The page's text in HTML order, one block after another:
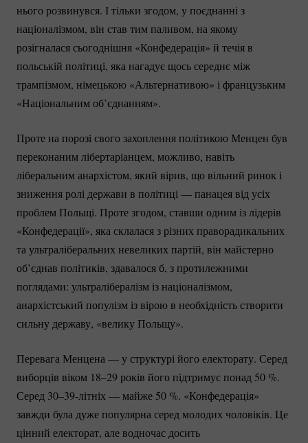
нього розвинувся. І тільки згодом, у поєднанні з
націоналізмом, він став тим паливом, на якому
розігналася сьогоднішня «Конфедерація» й течія в
польській політиці, яка нагадує щось середнє між
трампізмом, німецькою «Альтернативою» і французьким
«Національним об’єднанням».
Проте на порозі свого захоплення політикою Менцен був
переконаним лібертаріанцем, можливо, навіть
ліберальним анархістом, який вірив, що вільний ринок і
зниження ролі держави в політиці — панацея від усіх
проблем Польщі. Проте згодом, ставши одним із лідерів
«Конфедерації», яка склалася з різних праворадикальних
та ультраліберальних невеликих партій, він майстерно
об’єднав політиків, здавалося б, з протилежними
поглядами: ультралібералізм із націоналізмом,
анархістський популізм із вірою в необхідність створити
сильну державу, «велику Польщу».
Перевага Менцена — у структурі його електорату. Серед
виборців віком 18–29 років його підтримує понад 50 %.
Серед 30–39-літніх — майже 50 %. «Конфедерація»
завжди була дуже популярна серед молодих чоловіків. Це
цінний електорат, але водночас досить